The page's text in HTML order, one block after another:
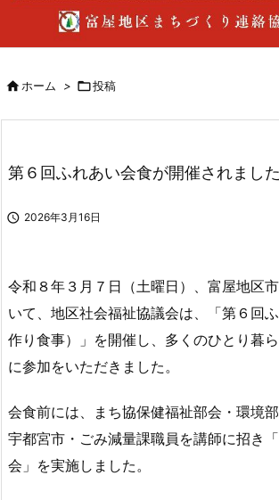
ホーム > 投稿
第６回ふれあい会食が開催されました
 2026年3月16日
令和８年３月７日（土曜日）、富屋地区
いて、地区社会福祉協議会は、「第６回
作り食事）」を開催し、多くのひとり暮
に参加をいただきました。
会食前には、まち協保健福祉部会・環境部
宇都宮市・ごみ減量課職員を講師に招き
会」を実施しました。